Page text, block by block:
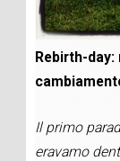
Rebirth-
Il primo
eravamo